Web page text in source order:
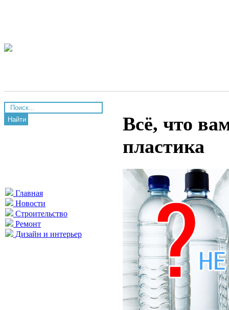
Найти
Главная
Новости
Строительство
Ремонт
Дизайн и интерьер
Всё, что
пластика